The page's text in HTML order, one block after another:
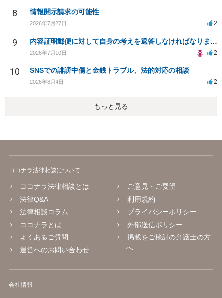
8 情報開示請求の可能性
2026年7月27日 2
9 内容証明郵便に対して自身の考えを返答しなければなりませんか？
2026年7月10日 2
10 SNSでの誹謗中傷と金銭トラブル、法的対応の相談
2026年8月4日 2
もっと見る
ココナラ法律相談について
ココナラ法律相談とは
法律Q&A
法律相談コラム
ココナラとは
よくあるご質問
運営へのお問い合わせ
ご意見・ご要望
利用規約
プライバシーポリシー
外部送信ポリシー
掲載をご検討の弁護士の方
へ
会社情報